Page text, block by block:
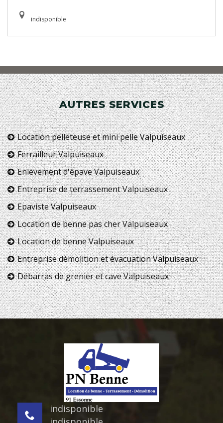
indisponible
AUTRES SERVICES
Location pelleteuse et mini pelle Valpuiseaux
Ferrailleur Valpuiseaux
Enlèvement d'épave Valpuiseaux
Entreprise de terrassement Valpuiseaux
Epaviste Valpuiseaux
Location de benne pas cher Valpuiseaux
Location de benne Valpuiseaux
Entreprise démolition et évacuation Valpuiseaux
Débarras de grenier et cave Valpuiseaux
indisponible